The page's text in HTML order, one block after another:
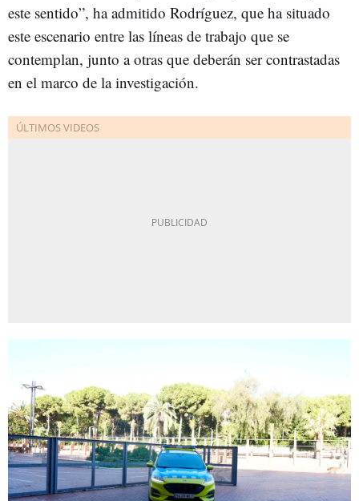
este sentido”, ha admitido Rodríguez, que ha situado
este escenario entre las líneas de trabajo que se
contemplan, junto a otras que deberán ser contrastadas
en el marco de la investigación.